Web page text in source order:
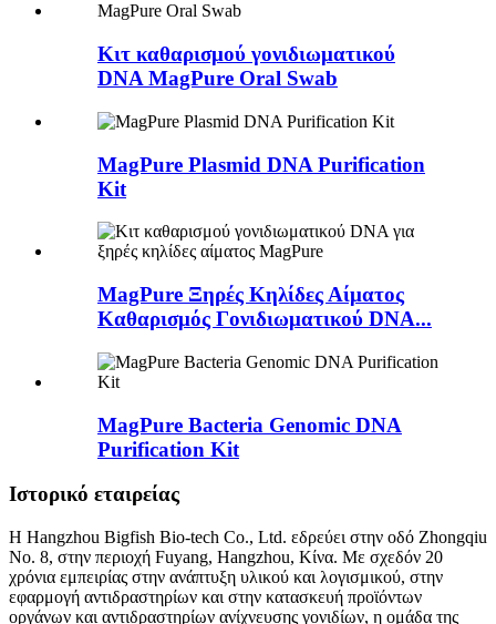
Κιτ καθαρισμού γονιδιωματικού
DNA MagPure Oral Swab
MagPure Plasmid DNA Purification
Kit
MagPure Ξηρές Κηλίδες Αίματος
Καθαρισμός Γονιδιωματικού DNA...
MagPure Bacteria Genomic DNA
Purification Kit
Ιστορικό εταιρείας
Η Hangzhou Bigfish Bio-tech Co., Ltd. εδρεύει στην οδό Zhongqiu
Νο. 8, στην περιοχή Fuyang, Hangzhou, Κίνα. Με σχεδόν 20
χρόνια εμπειρίας στην ανάπτυξη υλικού και λογισμικού, στην
εφαρμογή αντιδραστηρίων και στην κατασκευή προϊόντων
οργάνων και αντιδραστηρίων ανίχνευσης γονιδίων, η ομάδα της